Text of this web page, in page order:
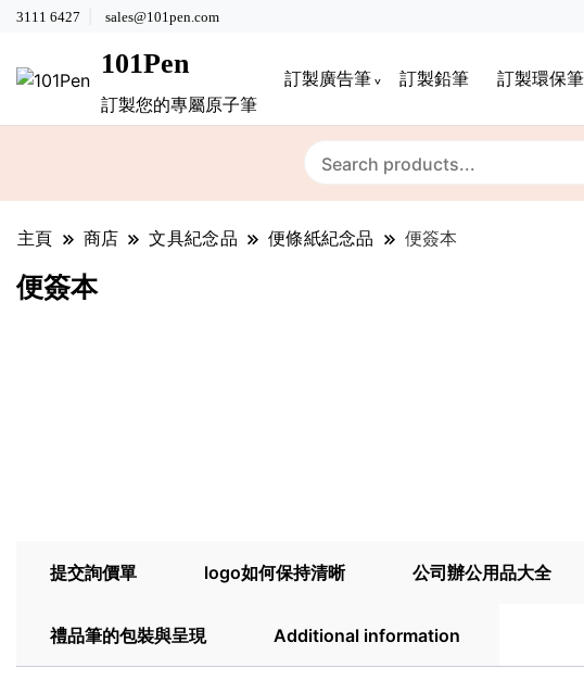
3111 6427 sales@101pen.com
101Pen
訂製您的專屬原子筆
訂製廣告筆 訂製鉛筆 訂製環保筆
主頁 商店 文具紀念品 便條紙紀念品 便簽本
便簽本
提交詢價單 logo如何保持清晰 公司辦公用品大全
禮品筆的包裝與呈現 Additional information